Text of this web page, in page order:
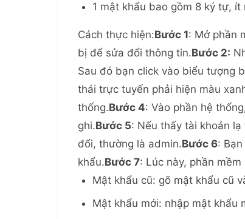
1 mật khẩu bao gồm 8 ký tự, ít
Cách thực hiện:Bước 1: Mở phần
bị để sửa đổi thông tin.Bước 2:
Sau đó bạn click vào biểu tượng
thái trực tuyến phải hiện màu
thống.Bước 4: Vào phần hệ
ghi.Bước 5: Nếu thấy tài khoản
đổi, thường là admin.Bước 6:
khẩu.Bước 7: Lúc này, phần
Mật khẩu cũ: gõ mật khẩu cũ
Mật khẩu mới: nhập mật khẩu